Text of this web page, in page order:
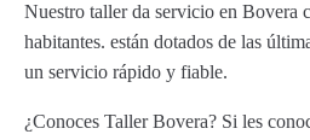
Nuestro taller da servicio en Bovera
habitantes. están dotados de las
un servicio rápido y fiable.
¿Conoces Taller Bovera? Si les